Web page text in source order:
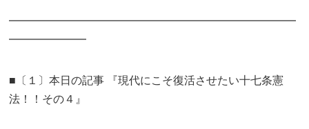
━━━━━━━━━━━━━━━━━━━━━━━━━━
━━━━━━━
■〔１〕本日の記事 『現代にこそ復活させたい十七条憲
法！！その４』